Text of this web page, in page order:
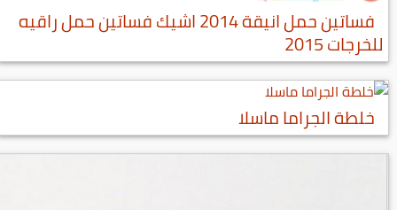
فساتين حمل انيقة 2014 اشيك فساتين حمل راقيه
للخرجات 2015
خلطة الجراما ماسلا